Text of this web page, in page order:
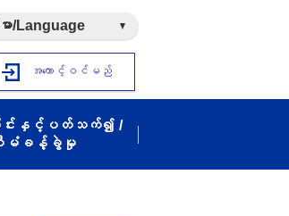
ာ/Language
အကောင့်ဝင်မည်
းနှင့်ပတ်သက်၍ /
စီမံခန့်ခွဲမှု